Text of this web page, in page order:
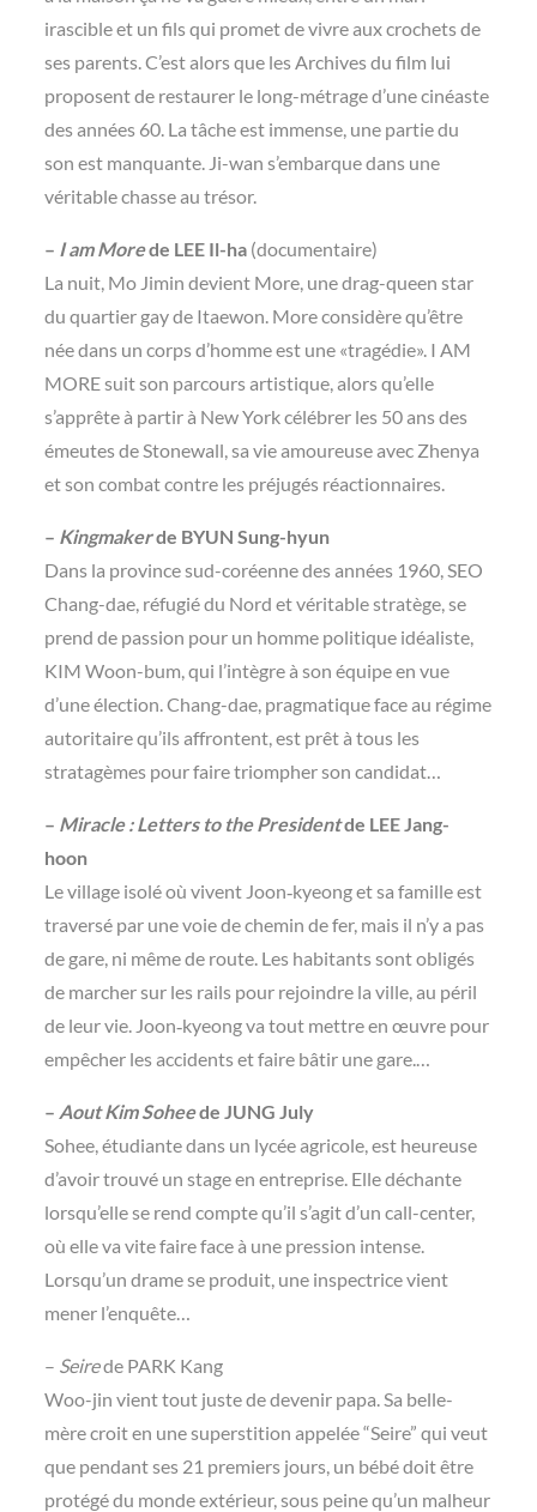
irascible et un fils qui promet de vivre aux crochets de
ses parents. C’est alors que les Archives du film lui
proposent de restaurer le long-métrage d’une cinéaste
des années 60. La tâche est immense, une partie du
son est manquante. Ji-wan s’embarque dans une
véritable chasse au trésor.
– I am Morede LEE Il-ha (documentaire)
La nuit, Mo Jimin devient More, une drag-queen star
du quartier gay de Itaewon. More considère qu’être
née dans un corps d’homme est une «tragédie». I AM
MORE suit son parcours artistique, alors qu’elle
s’apprête à partir à New York célébrer les 50 ans des
émeutes de Stonewall, sa vie amoureuse avec Zhenya
et son combat contre les préjugés réactionnaires.
– Kingmakerde BYUN Sung-hyun
Dans la province sud-coréenne des années 1960, SEO
Chang-dae, réfugié du Nord et véritable stratège, se
prend de passion pour un homme politique idéaliste,
KIM Woon-bum, qui l’intègre à son équipe en vue
d’une élection. Chang-dae, pragmatique face au régime
autoritaire qu’ils affrontent, est prêt à tous les
stratagèmes pour faire triompher son candidat…
– Miracle : Letters to the Presidentde LEE Jang-
hoon
Le village isolé où vivent Joon‑kyeong et sa famille est
traversé par une voie de chemin de fer, mais il n’y a pas
de gare, ni même de route. Les habitants sont obligés
de marcher sur les rails pour rejoindre la ville, au péril
de leur vie. Joon‑kyeong va tout mettre en œuvre pour
empêcher les accidents et faire bâtir une gare.…
– Aout Kim Soheede JUNG July
Sohee, étudiante dans un lycée agricole, est heureuse
d’avoir trouvé un stage en entreprise. Elle déchante
lorsqu’elle se rend compte qu’il s’agit d’un call-center,
où elle va vite faire face à une pression intense.
Lorsqu’un drame se produit, une inspectrice vient
mener l’enquête…
– Seirede PARK Kang
Woo-jin vient tout juste de devenir papa. Sa belle-
mère croit en une superstition appelée “Seire” qui veut
que pendant ses 21 premiers jours, un bébé doit être
protégé du monde extérieur, sous peine qu’un malheur